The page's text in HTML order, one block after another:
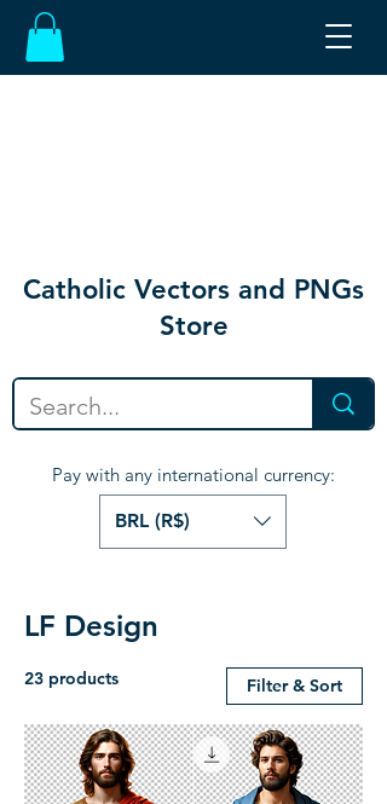
Catholic Vectors and PNGs
Store
BRL (R$)
Pay with any international currency:
LF Design
23 products Filter & Sort